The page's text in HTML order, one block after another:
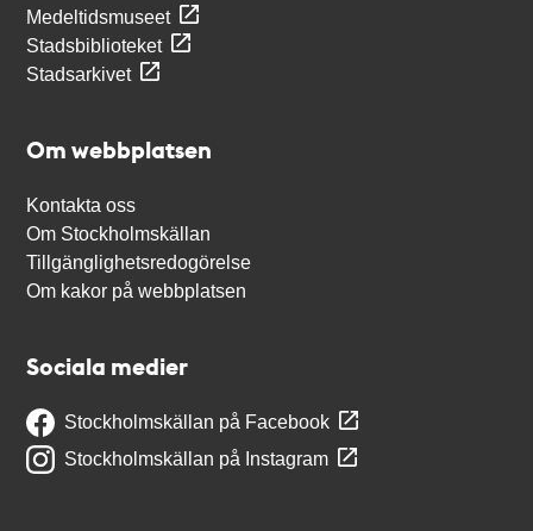
Medeltidsmuseet
Stadsbiblioteket
Stadsarkivet
Om webbplatsen
Kontakta oss
Om Stockholmskällan
Tillgänglighetsredogörelse
Om kakor på webbplatsen
Sociala medier
Stockholmskällan på Facebook
Stockholmskällan på Instagram